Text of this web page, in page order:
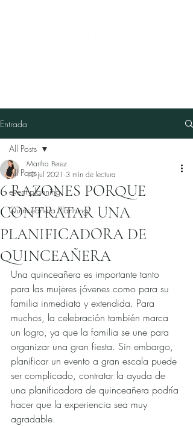
Entrada
All Posts
event planning
Quinceañera Planning
All Posts
6 RAZONES PORQUE
CONTRATAR UNA
PLANIFICADORA DE
QUINCEAÑERA
Martha Perez
12 jul 2021 3 min de lectura
Una quinceañera es importante tanto
para las mujeres jóvenes como para su
familia inmediata y extendida. Para
muchos, la celebración también marca
un logro, ya que la familia se une para
organizar una gran fiesta. Sin embargo,
planificar un evento a gran escala puede
ser complicado, contratar la ayuda de
una planificadora de quinceañera podría
hacer que la experiencia sea muy
agradable.